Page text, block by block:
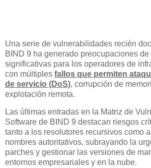
Una serie de vulnerabilidades recién
BIND 9 ha generado preocupaciones de
significativas para los operadores de
con múltiples fallos que permiten
de servicio (DoS), corrupción de
explotación remota.
Las últimas entradas en la Matriz de
Software de BIND 9 destacan riesgos
tanto a los resolutores recursivos como
nombres autoritativos, subrayando la
parches y gestionar las versiones de
entornos empresariales y en la nube.